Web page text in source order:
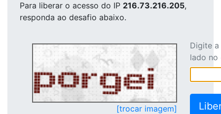
Para liberar o acesso do IP 216.73.216.205,
responda ao desafio abaixo.
[trocar imagem]
Digite
lado no